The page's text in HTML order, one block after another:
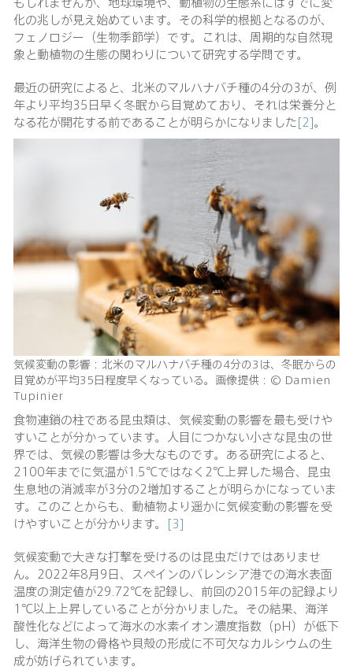
化の兆しが見え始めています。その科学的根拠となるのが、
フェノロジー（生物季節学）です。これは、周期的な自然現
象と動植物の生態の関わりについて研究する学問です。
最近の研究によると、北米のマルハナバチ種の4分の3が、例
年より平均35日早く冬眠から目覚めており、それは栄養分と
なる花が開花する前であることが明らかになりました[2]。
気候変動の影響：北米のマルハナバチ種の4分の3は、冬眠からの
目覚めが平均35日程度早くなっている。画像提供：© Damien
Tupinier
食物連鎖の柱である昆虫類は、気候変動の影響を最も受けや
すいことが分かっています。人目につかない小さな昆虫の世
界では、気候の影響は多大なものです。ある研究によると、
2100年までに気温が1.5℃ではなく2℃上昇した場合、昆虫
生息地の消滅率が3分の2増加することが明らかになっていま
す。このことからも、動植物より遥かに気候変動の影響を受
けやすいことが分かります。 [3]
気候変動で大きな打撃を受けるのは昆虫だけではありませ
ん。2022年8月9日、スペインのバレンシア港での海水表面
温度の測定値が29.72℃を記録し、前回の2015年の記録より
1℃以上上昇していることが分かりました。その結果、海洋
酸性化などによって海水の水素イオン濃度指数（pH）が低下
し、海洋生物の骨格や貝殻の形成に不可欠なカルシウムの生
成が妨げられています。